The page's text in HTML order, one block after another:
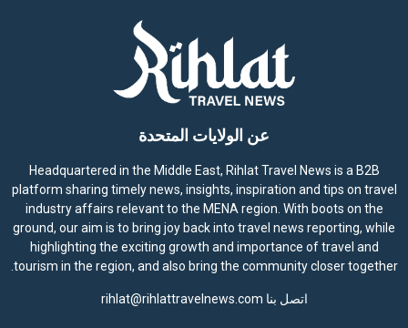
عن الولايات المتحدة
Headquartered in the Middle East, Rihlat Travel News is a B2B
platform sharing timely news, insights, inspiration and tips on travel
industry affairs relevant to the MENA region. With boots on the
ground, our aim is to bring joy back into travel news reporting, while
highlighting the exciting growth and importance of travel and
tourism in the region, and also bring the community closer together.
اتصل بنا rihlat@rihlattravelnews.com